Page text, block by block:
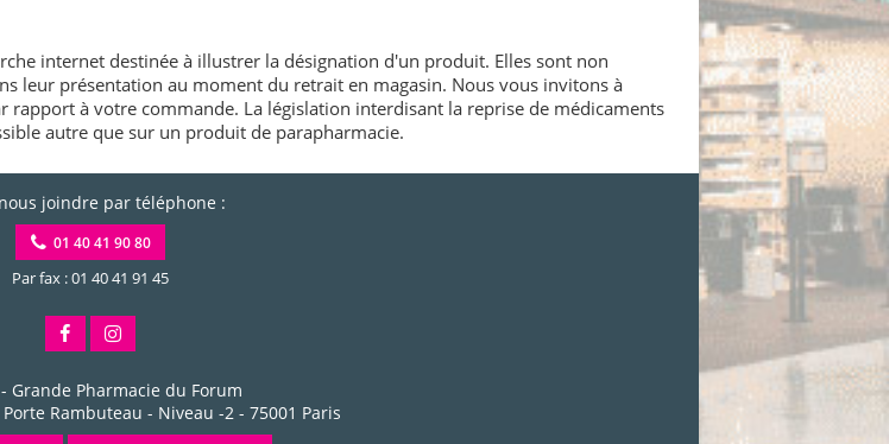
internet destinée à illustrer la désignation d'un produit. Elles sont non
leur présentation au moment du retrait en magasin. Nous vous invitons à
à votre commande. La législation interdisant la reprise de médicaments
autre que sur un produit de parapharmacie.
joindre par téléphone :
01 40 41 90 80
Par fax : 01 40 41 91 45
Grande Pharmacie du Forum
Rambuteau - Niveau -2 - 75001 Paris